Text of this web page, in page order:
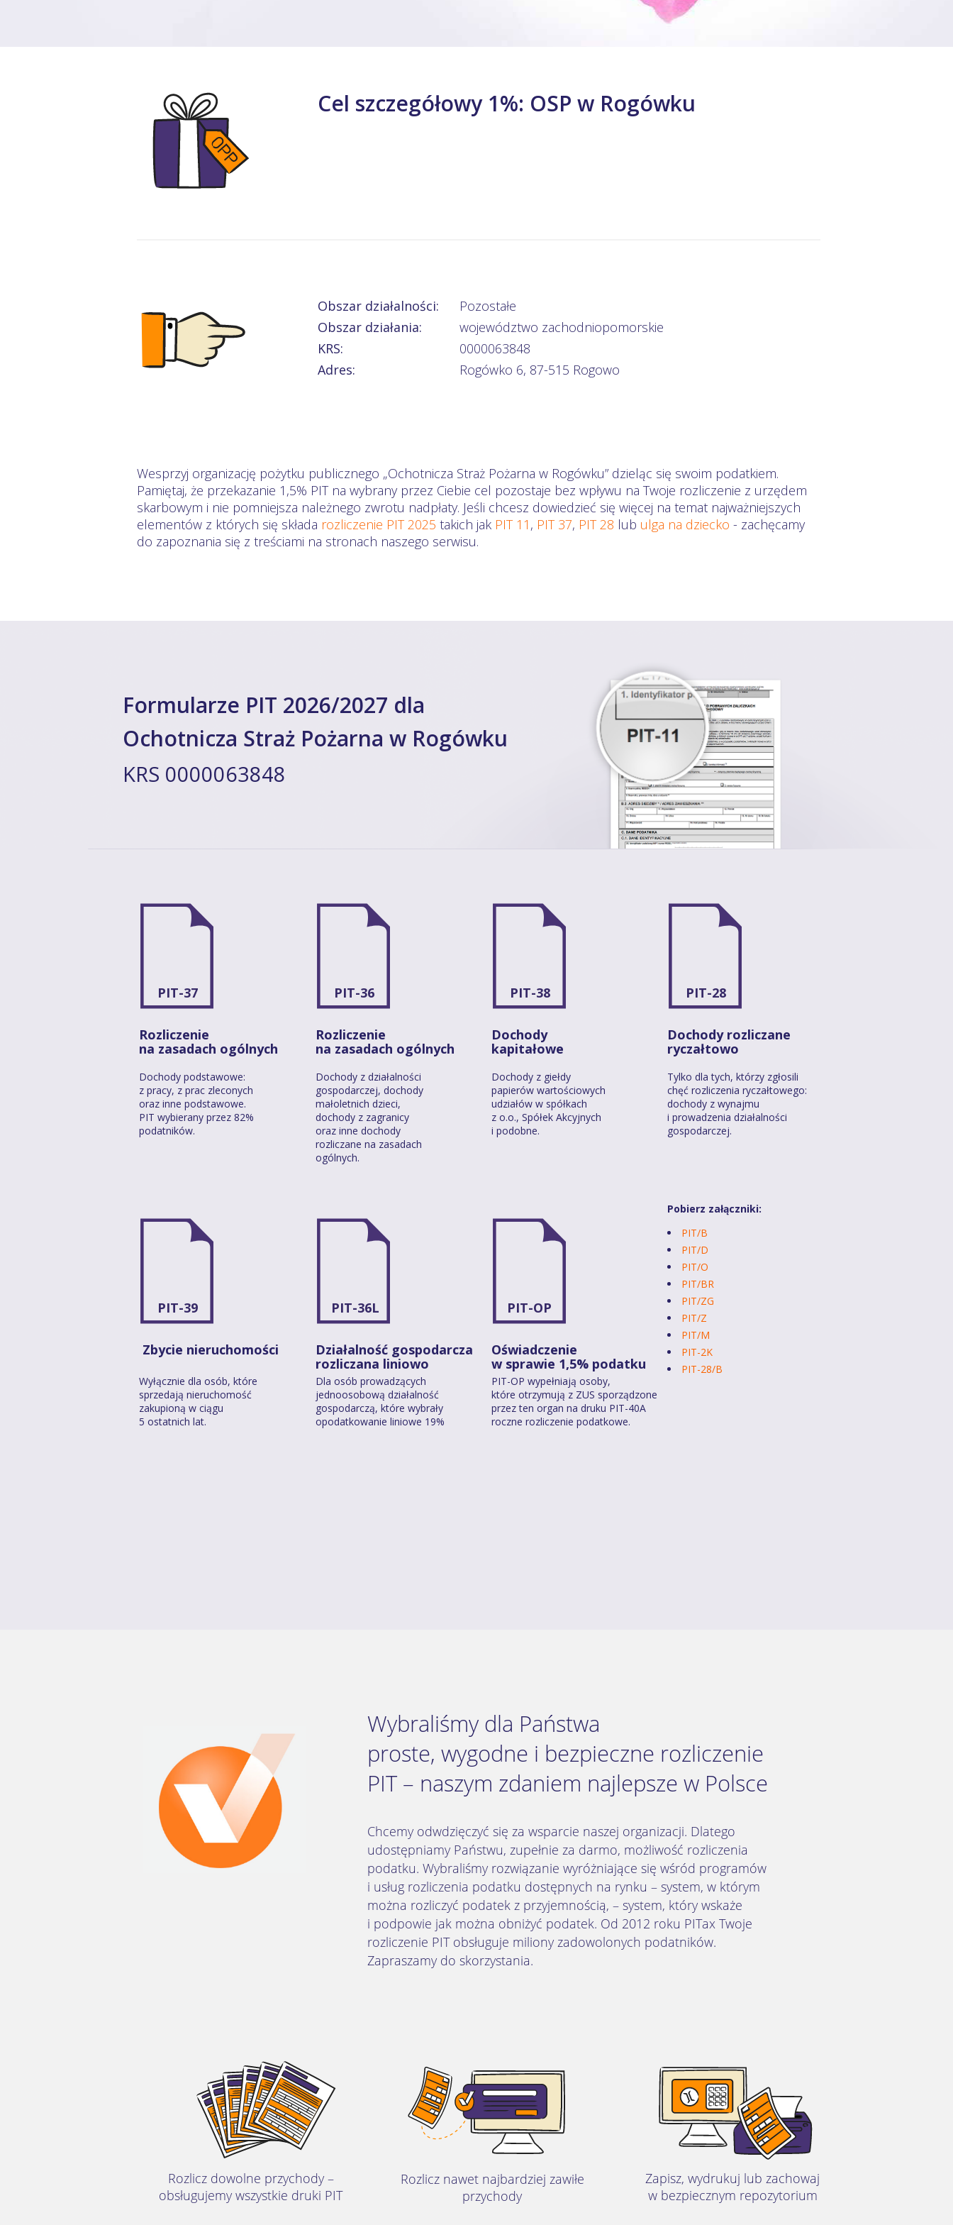
Cel szczegółowy 1%: OSP w Rogówku
Obszar działalności:
Pozostałe
Obszar działania:
województwo zachodniopomorskie
KRS:
0000063848
Adres:
Rogówko 6, 87-515 Rogowo
Wesprzyj organizację pożytku publicznego „Ochotnicza Straż Pożarna w Rogówku” dzieląc się swoim podatkiem.
Pamiętaj, że przekazanie 1,5% PIT na wybrany przez Ciebie cel pozostaje bez wpływu na Twoje rozliczenie z urzędem
skarbowym i nie pomniejsza należnego zwrotu nadpłaty. Jeśli chcesz dowiedzieć się więcej na temat najważniejszych
elementów z których się składa rozliczenie PIT 2025 takich jak PIT 11 , PIT 37, PIT 28 lub ulga na dziecko - zachęcamy
do zapoznania się z treściami na stronach naszego serwisu.
Formularze PIT 2026/2027 dla
Ochotnicza Straż Pożarna w Rogówku
KRS 0000063848
PIT-37 PIT-36 PIT-38 PIT-28
Rozliczenie
na zasadach ogólnych
Rozliczenie
na zasadach ogólnych
Dochody
kapitałowe
Dochody rozliczane
ryczałtowo
Dochody podstawowe:
z pracy, z prac zleconych
oraz inne podstawowe.
PIT wybierany przez 82%
podatników.
Dochody z działalności
gospodarczej, dochody
małoletnich dzieci,
dochody z zagranicy
oraz inne dochody
rozliczane na zasadach
ogólnych.
Dochody z giełdy
papierów wartościowych
udziałów w spółkach
z o.o., Spółek Akcyjnych
i podobne.
Tylko dla tych, którzy zgłosili
chęć rozliczenia ryczałtowego:
dochody z wynajmu
i prowadzenia działalności
gospodarczej.
PIT-39 PIT-36L PIT-OP
Pobierz załączniki:
PIT/B
PIT/D
PIT/O
PIT/BR
PIT/ZG
PIT/Z
PIT/M
PIT-2K
PIT-28/B
Zbycie nieruchomości
Działalność gospodarcza
rozliczana liniowo
Oświadczenie
w sprawie 1,5% podatku
Wyłącznie dla osób, które
sprzedają nieruchomość
zakupioną w ciągu
5 ostatnich lat.
Dla osób prowadzących
jednoosobową działalność
gospodarczą, które wybrały
opodatkowanie liniowe 19%
PIT-OP wypełniają osoby,
które otrzymują z ZUS sporządzone
przez ten organ na druku PIT-40A
roczne rozliczenie podatkowe.
Wybraliśmy dla Państwa
proste, wygodne i bezpieczne rozliczenie
PIT – naszym zdaniem najlepsze w Polsce
Chcemy odwdzięczyć się za wsparcie naszej organizacji. Dlatego
udostępniamy Państwu, zupełnie za darmo, możliwość rozliczenia
podatku. Wybraliśmy rozwiązanie wyróżniające się wśród programów
i usług rozliczenia podatku dostępnych na rynku – system, w którym
można rozliczyć podatek z przyjemnością, – system, który wskaże
i podpowie jak można obniżyć podatek. Od 2012 roku PITax Twoje
rozliczenie PIT obsługuje miliony zadowolonych podatników.
Zapraszamy do skorzystania.
Rozlicz dowolne przychody –
obsługujemy wszystkie druki PIT
Rozlicz nawet najbardziej zawiłe
przychody
Zapisz, wydrukuj lub zachowaj
w bezpiecznym repozytorium